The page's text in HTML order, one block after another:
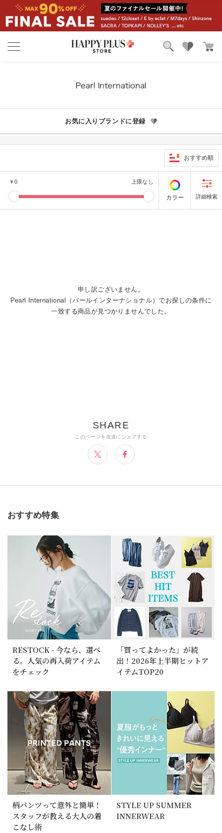
お気に入り
お気に入りブランドに登録
おすすめ順
￥0 上限なし
カラー
申し訳ございません。
Pearl International（パールインターナショナル）でお探しの条件に
一致する商品が見つかりませんでした。
おすすめ特集
RESTOCK - 今なら、選べ
る。人気の再入荷アイテム
をチェック
「買ってよかった」が続
出！2026年上半期ヒットア
イテムTOP20
柄パンツって意外と簡単！
スタッフが教える大人の着
こなし術
STYLE UP SUMMER
INNERWEAR